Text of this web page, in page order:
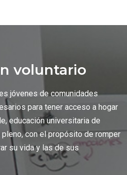
voluntario
jóvenes de comunidades
para tener acceso a hogar
educación universitaria de
con el propósito de romper
su vida y las de sus